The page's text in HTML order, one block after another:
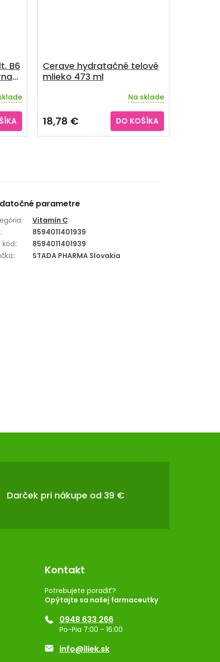
B6
Cerave hydratačné telové
mlieko 473 ml
Na sklade
18,78 € DO KOŠÍKA
parametre
:
Vitamín C
:
8594011401939
kód::
8594011401939
: STADA PHARMA Slovakia
Darček pri nákupe od 39 €
Kontakt
Potrebujete poradiť?
Opýtajte sa našej farmaceutky
0948 633 266
Po-Pia 7:00 - 16:00
info@iliek.sk